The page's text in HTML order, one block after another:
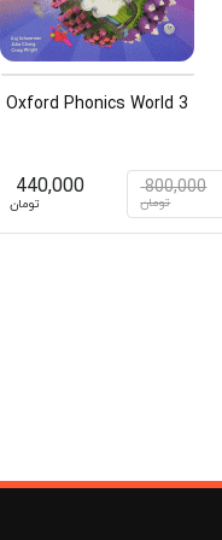
Oxford Phonics World 3
800,000
تومان
440,000
تومان